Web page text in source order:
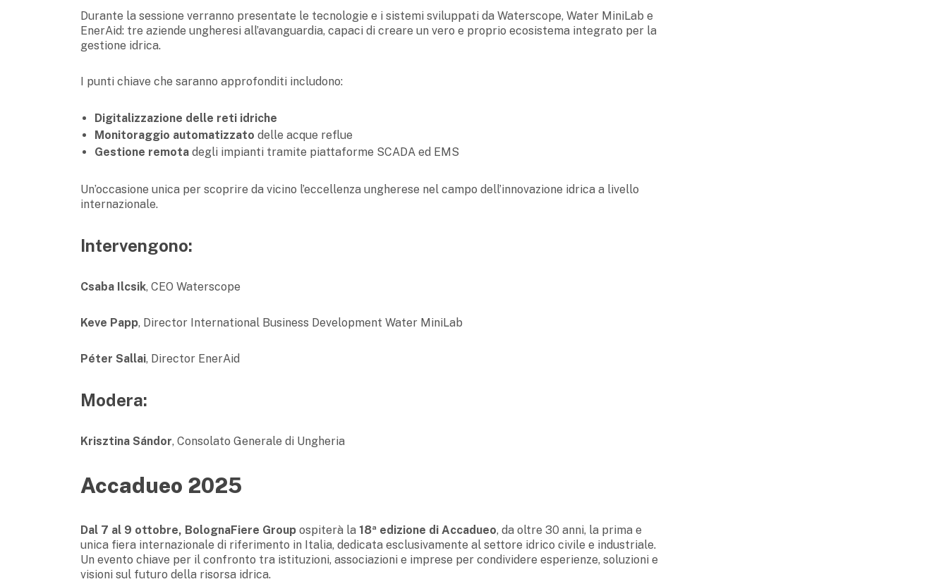
Durante la sessione verranno presentate le tecnologie e i sistemi sviluppati da Waterscope, Water MiniLab e
EnerAid: tre aziende ungheresi all’avanguardia, capaci di creare un vero e proprio ecosistema integrato per la
gestione idrica.
I punti chiave che saranno approfonditi includono:
Digitalizzazione delle reti idriche
Monitoraggio automatizzato delle acque reflue
Gestione remota degli impianti tramite piattaforme SCADA ed EMS
Un’occasione unica per scoprire da vicino l’eccellenza ungherese nel campo dell’innovazione idrica a livello
internazionale.
Intervengono:
Csaba Ilcsik, CEO Waterscope
Keve Papp, Director International Business Development Water MiniLab
Péter Sallai, Director EnerAid
Modera:
Krisztina Sándor, Consolato Generale di Ungheria
Accadueo 2025
Dal 7 al 9 ottobre, BolognaFiere Group ospiterà la 18ª edizione di Accadueo, da oltre 30 anni, la prima e
unica fiera internazionale di riferimento in Italia, dedicata esclusivamente al settore idrico civile e industriale.
Un evento chiave per il confronto tra istituzioni, associazioni e imprese per condividere esperienze, soluzioni e
visioni sul futuro della risorsa idrica.